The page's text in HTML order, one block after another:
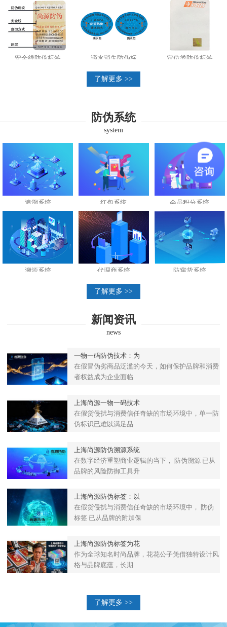
安全线防伪标签 滴水消失防伪标 定位烫防伪标签
了解更多 >>
防伪系统
system
追溯系统 红包系统 会员积分系统
溯源系统 代理商系统 防窜货系统
了解更多 >>
新闻资讯
news
一物一码防伪技术：为
在假冒伪劣商品泛滥的今天，如何保护品牌和消费
者权益成为企业面临
上海尚源一物一码技术
在假货侵扰与消费信任奇缺的市场环境中，单一防
伪标识已难以满足品
上海尚源防伪溯源系统
在数字经济重塑商业逻辑的当下， 防伪溯源 已从
品牌的风险防御工具升
上海尚源防伪标签：以
在假货侵扰与消费信任奇缺的市场环境中， 防伪
标签 已从品牌的附加保
上海尚源防伪标签为花
作为全球知名时尚品牌，花花公子凭借独特设计风
格与品牌底蕴，长期
了解更多 >>